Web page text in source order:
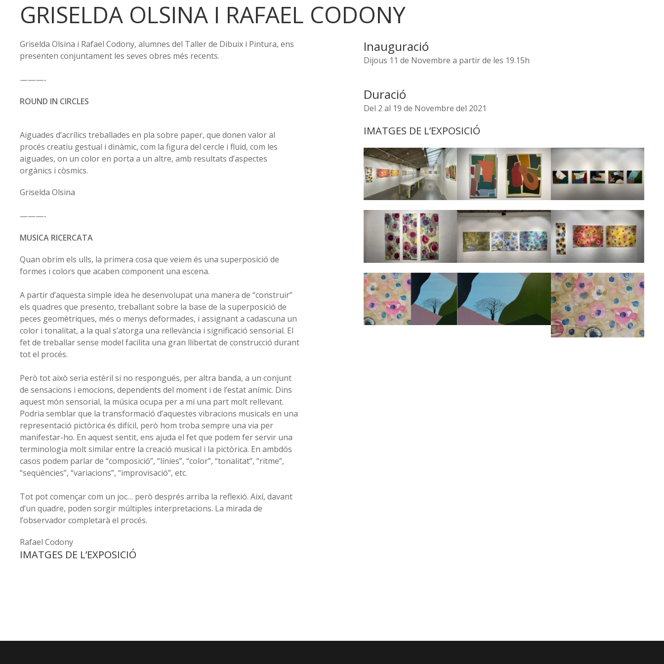
GRISELDA OLSINA I RAFAEL CODONY
Griselda Olsina i Rafael Codony, alumnes del Taller de Dibuix i Pintura, ens
presenten conjuntament les seves obres més recents.
———-
ROUND IN CIRCLES
Aiguades d’acrílics treballades en pla sobre paper, que donen valor al
procés creatiu gestual i dinàmic, com la figura del cercle i fluid, com les
aiguades, on un color en porta a un altre, amb resultats d’aspectes
orgànics i còsmics.
Griselda Olsina
———-
MUSICA RICERCATA
Quan obrim els ulls, la primera cosa que veiem és una superposició de
formes i colors que acaben component una escena.
A partir d’aquesta simple idea he desenvolupat una manera de “construir”
els quadres que presento, treballant sobre la base de la superposició de
peces geomètriques, més o menys deformades, i assignant a cadascuna un
color i tonalitat, a la qual s’atorga una rellevància i significació sensorial. El
fet de treballar sense model facilita una gran llibertat de construcció durant
tot el procés.
Però tot això seria estèril si no respongués, per altra banda, a un conjunt
de sensacions i emocions, dependents del moment i de l’estat anímic. Dins
aquest món sensorial, la música ocupa per a mi una part molt rellevant.
Podria semblar que la transformació d’aquestes vibracions musicals en una
representació pictòrica és difícil, però hom troba sempre una via per
manifestar-ho. En aquest sentit, ens ajuda el fet que podem fer servir una
terminologia molt similar entre la creació musical i la pictòrica. En ambdós
casos podem parlar de “composició”, “línies”, “color”, “tonalitat”, “ritme”,
“seqüències”, “variacions”, “improvisació”, etc.
Tot pot començar com un joc… però després arriba la reflexió. Així, davant
d’un quadre, poden sorgir múltiples interpretacions. La mirada de
l’observador completarà el procés.
Rafael Codony
Inauguració
Dijous 11 de Novembre a partir de les 19.15h
Duració
Del 2 al 19 de Novembre del 2021
IMATGES DE L’EXPOSICIÓ
IMATGES DE L’EXPOSICIÓ